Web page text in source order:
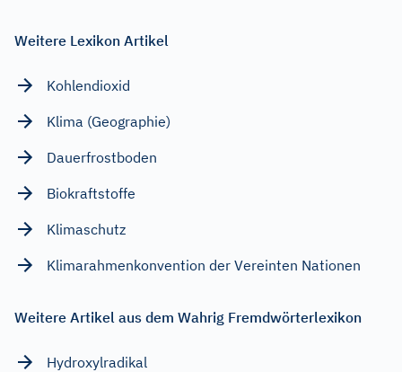
Weitere Lexikon Artikel
Kohlendioxid
Klima (Geographie)
Dauerfrostboden
Biokraftstoffe
Klimaschutz
Klimarahmenkonvention der Vereinten Nationen
Weitere Artikel aus dem Wahrig Fremdwörterlexikon
Hydroxylradikal